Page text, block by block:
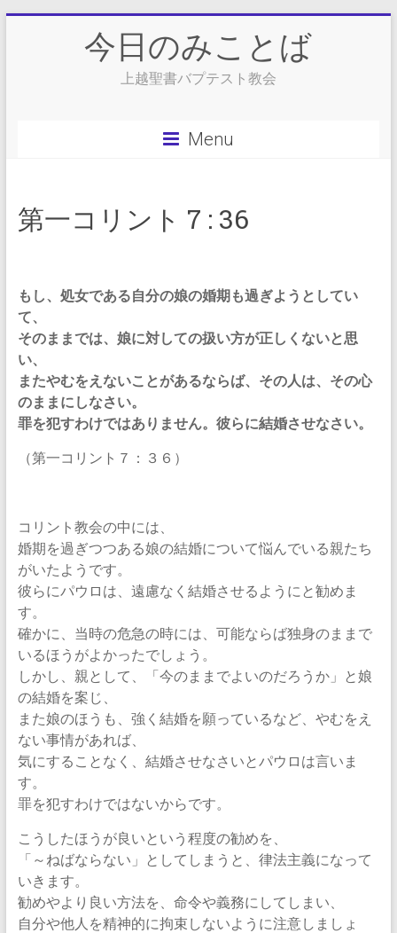
今日のみことば
上越聖書バプテスト教会
Menu
第一コリント 7 : 36
もし、処女である自分の娘の婚期も過ぎようとしてい
て、
そのままでは、娘に対しての扱い方が正しくないと思
い、
またやむをえないことがあるならば、その人は、その心
のままにしなさい。
罪を犯すわけではありません。彼らに結婚させなさい。
（第一コリント７：３６）
コリント教会の中には、
婚期を過ぎつつある娘の結婚について悩んでいる親たち
がいたようです。
彼らにパウロは、遠慮なく結婚させるようにと勧めま
す。
確かに、当時の危急の時には、可能ならば独身のままで
いるほうがよかったでしょう。
しかし、親として、「今のままでよいのだろうか」と娘
の結婚を案じ、
また娘のほうも、強く結婚を願っているなど、やむをえ
ない事情があれば、
気にすることなく、結婚させなさいとパウロは言いま
す。
罪を犯すわけではないからです。
こうしたほうが良いという程度の勧めを、
「～ねばならない」としてしまうと、律法主義になって
いきます。
勧めやより良い方法を、命令や義務にしてしまい、
自分や他人を精神的に拘束しないように注意しましょ